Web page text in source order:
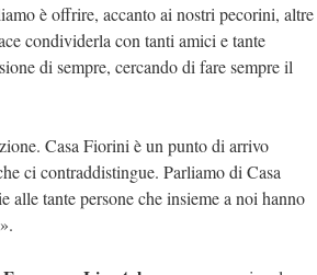
è offrire, accanto ai nostri pecorini, altre
condividerla con tanti amici e tante
di sempre, cercando di fare sempre il
Casa Fiorini è un punto di arrivo
ci contraddistingue. Parliamo di Casa
alle tante persone che insieme a noi hanno